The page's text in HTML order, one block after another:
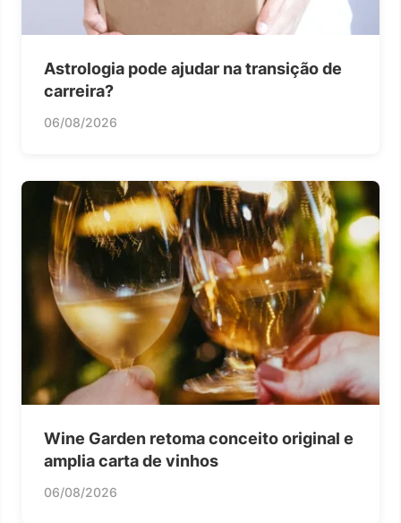
Astrologia pode ajudar na transição de
carreira?
06/08/2026
Wine Garden retoma conceito original e
amplia carta de vinhos
06/08/2026